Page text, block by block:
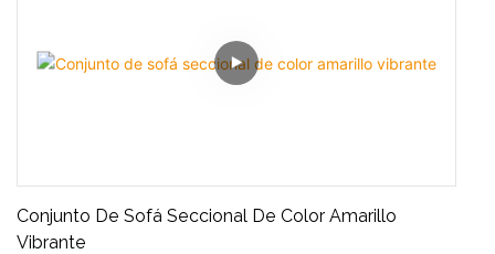
Conjunto De Sofá Seccional De Color Amarillo
Vibrante